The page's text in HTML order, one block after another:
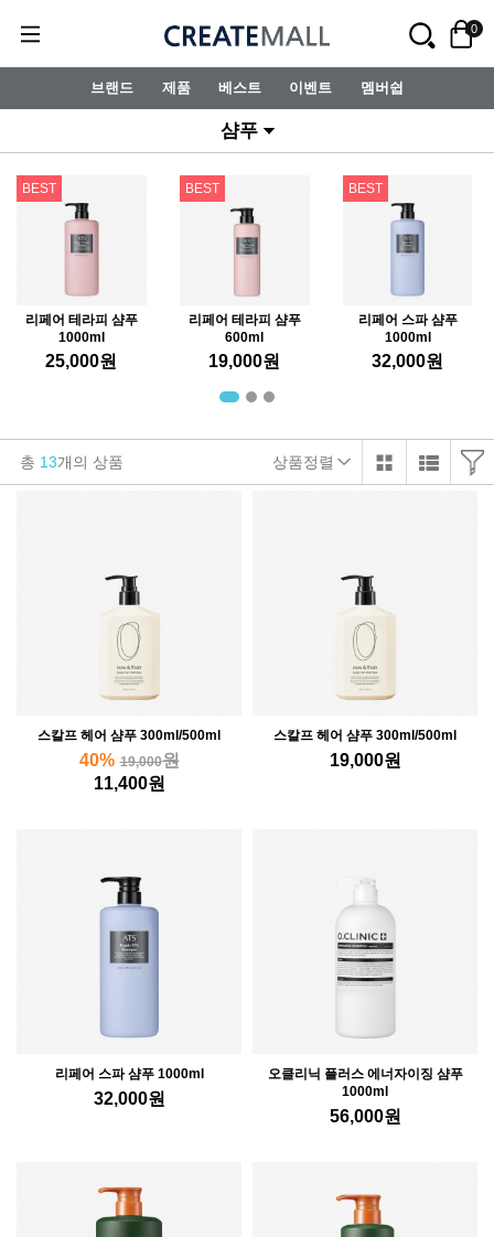
0
브랜드 제품 베스트 이벤트 멤버쉽
샴푸
BEST
리페어 테라피 샴푸
1000ml
25,000원
BEST
리페어 테라피 샴푸
600ml
19,000원
BEST
리페어 스파 샴푸
1000ml
32,000원
총 13개의 상품 상품정렬
스칼프 헤어 샴푸 300ml/500ml
40% 19,000원
11,400원
스칼프 헤어 샴푸 300ml/500ml
19,000원
리페어 스파 샴푸 1000ml
32,000원
오클리닉 플러스 에너자이징 샴푸
1000ml
56,000원